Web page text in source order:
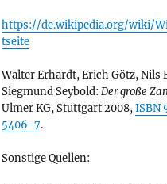
https://de.wikipedia.org/wiki/
tseite
Walter Erhardt, Erich Götz, Nils
Siegmund Seybold: Der große
Ulmer KG, Stuttgart 2008,ISBN
5406-7.
Sonstige Quellen: